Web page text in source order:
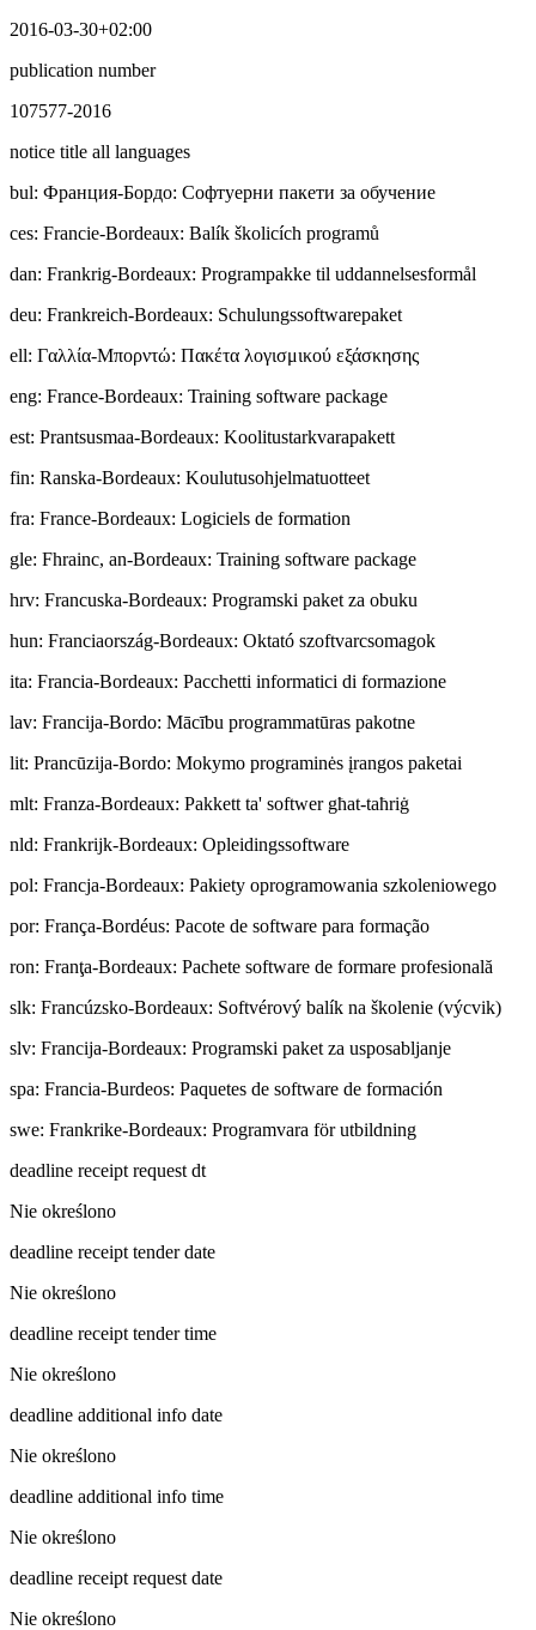
2016-03-30+02:00
publication number
107577-2016
notice title all languages
bul: Фpaнция-Бордо: Софтуерни пакети за обучение
ces: Francie-Bordeaux: Balík školicích programů
dan: Frankrig-Bordeaux: Programpakke til uddannelsesformål
deu: Frankreich-Bordeaux: Schulungssoftwarepaket
ell: Γαλλία-Μπορντώ: Πακέτα λογισμικού εξάσκησης
eng: France-Bordeaux: Training software package
est: Prantsusmaa-Bordeaux: Koolitustarkvarapakett
fin: Ranska-Bordeaux: Koulutusohjelmatuotteet
fra: France-Bordeaux: Logiciels de formation
gle: Fhrainc, an-Bordeaux: Training software package
hrv: Francuska-Bordeaux: Programski paket za obuku
hun: Franciaország-Bordeaux: Oktató szoftvarcsomagok
ita: Francia-Bordeaux: Pacchetti informatici di formazione
lav: Francija-Bordo: Mācību programmatūras pakotne
lit: Prancūzija-Bordo: Mokymo programinės įrangos paketai
mlt: Franza-Bordeaux: Pakkett ta' softwer għat-taħriġ
nld: Frankrijk-Bordeaux: Opleidingssoftware
pol: Francja-Bordeaux: Pakiety oprogramowania szkoleniowego
por: França-Bordéus: Pacote de software para formação
ron: Franţa-Bordeaux: Pachete software de formare profesională
slk: Francúzsko-Bordeaux: Softvérový balík na školenie (výcvik)
slv: Francija-Bordeaux: Programski paket za usposabljanje
spa: Francia-Burdeos: Paquetes de software de formación
swe: Frankrike-Bordeaux: Programvara för utbildning
deadline receipt request dt
Nie określono
deadline receipt tender date
Nie określono
deadline receipt tender time
Nie określono
deadline additional info date
Nie określono
deadline additional info time
Nie określono
deadline receipt request date
Nie określono